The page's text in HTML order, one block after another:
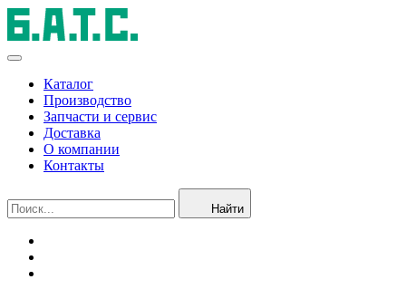
Каталог
Производство
Запчасти и сервис
Доставка
О компании
Контакты
Найти